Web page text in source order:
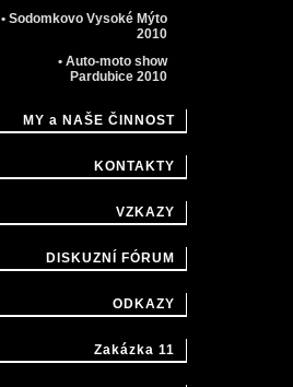
• Sodomkovo Vysoké Mýto
2010
• Auto-moto show
Pardubice 2010
MY a NAŠE ČINNOST
KONTAKTY
VZKAZY
DISKUZNÍ FÓRUM
ODKAZY
Zakázka 11